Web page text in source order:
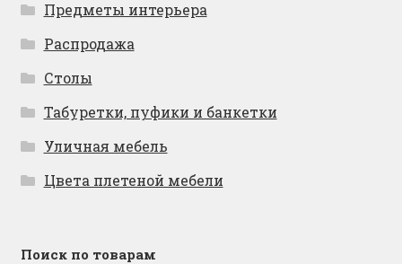
Предметы интерьера
Распродажа
Столы
Табуретки, пуфики и банкетки
Уличная мебель
Цвета плетеной мебели
Поиск по товарам